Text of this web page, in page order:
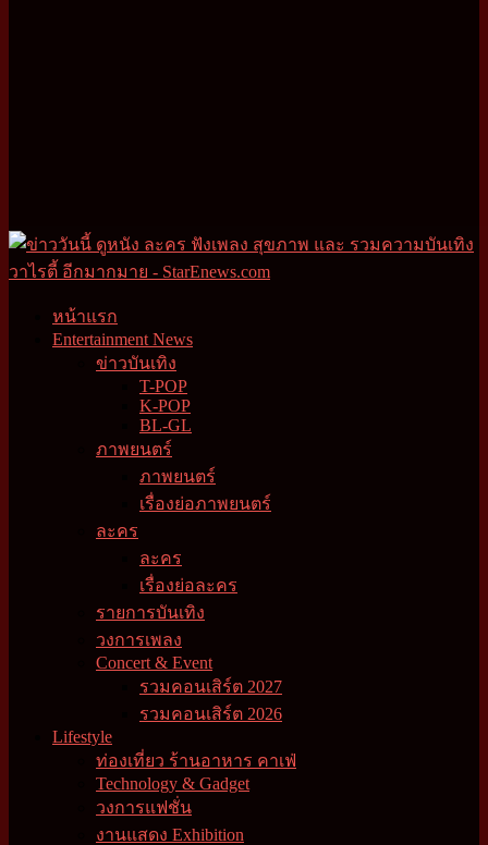
หน้าแรก
Entertainment News
ข่าวบันเทิง
T-POP
K-POP
BL-GL
ภาพยนตร์
ภาพยนตร์
เรื่องย่อภาพยนตร์
ละคร
ละคร
เรื่องย่อละคร
รายการบันเทิง
วงการเพลง
Concert & Event
รวมคอนเสิร์ต 2027
รวมคอนเสิร์ต 2026
Lifestyle
ท่องเที่ยว ร้านอาหาร คาเฟ่
Technology & Gadget
วงการแฟชั่น
งานแสดง Exhibition